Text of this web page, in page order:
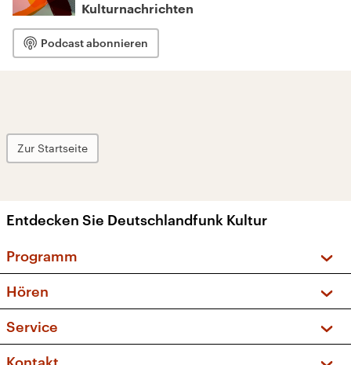
Kulturnachrichten
Podcast abonnieren
Zur Startseite
Entdecken Sie Deutschlandfunk Kultur
Programm
Sendungen und Podcasts
Musikliste
Kakadu – Das Kinderprogramm
Hören
Frequenzen (UKW + DAB+)
Service
FAQ